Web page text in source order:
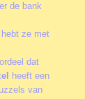
de bank
ze met
dat
heeft een
van